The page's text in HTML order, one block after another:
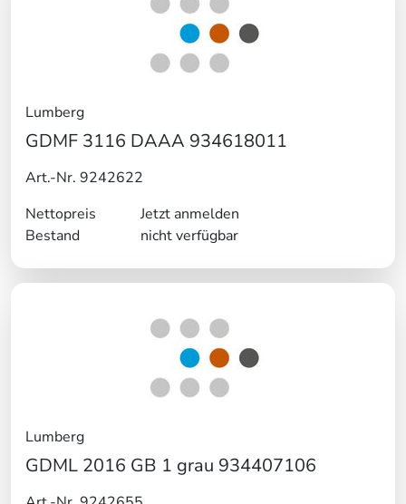
Lumberg
GDMF 3116 DAAA 934618011
Art.-Nr. 9242622
Nettopreis
Jetzt anmelden
Bestand
nicht verfügbar
Lumberg
GDML 2016 GB 1 grau 934407106